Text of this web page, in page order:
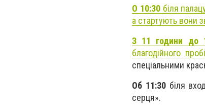
О 10:30 біля
а стартують вони
З 11 години до
благодійного
спеціальними
Об 11:30біля
серця».